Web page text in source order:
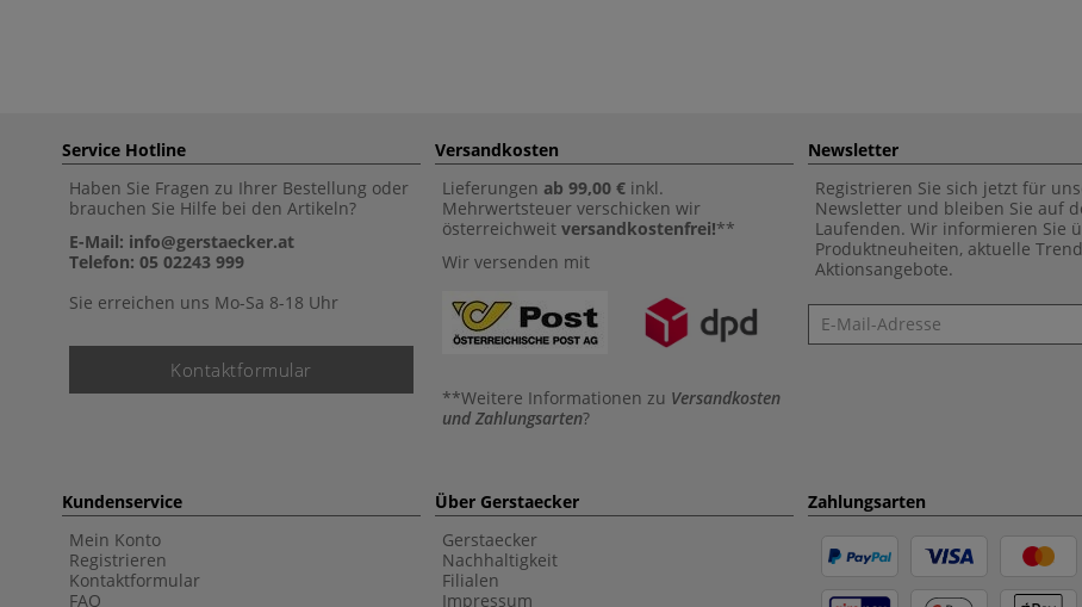
Service Hotline
Haben Sie Fragen zu Ihrer Bestellung oder
brauchen Sie Hilfe bei den Artikeln?
E-Mail: info@gerstaecker.at
Telefon: 05 02243 999
Sie erreichen uns Mo-Sa 8-18 Uhr
Kontaktformular
Versandkosten
Lieferungen ab 99,00 € inkl.
Mehrwertsteuer verschicken wir
österreichweit versandkostenfrei!**
Wir versenden mit
**Weitere Informationen zu Versandkosten
und Zahlungsarten?
Newsletter
Registrieren Sie sich jetzt für
Newsletter und bleiben Sie auf
Laufenden. Wir informieren Sie
Produktneuheiten, aktuelle
Aktionsangebote.
Newsletter
Kundenservice
Mein Konto
Registrieren
Kontaktformular
FAQ
Über Gerstaecker
Gerstaecker
Nachhaltigkeit
Filialen
Impressum
Zahlungsarten